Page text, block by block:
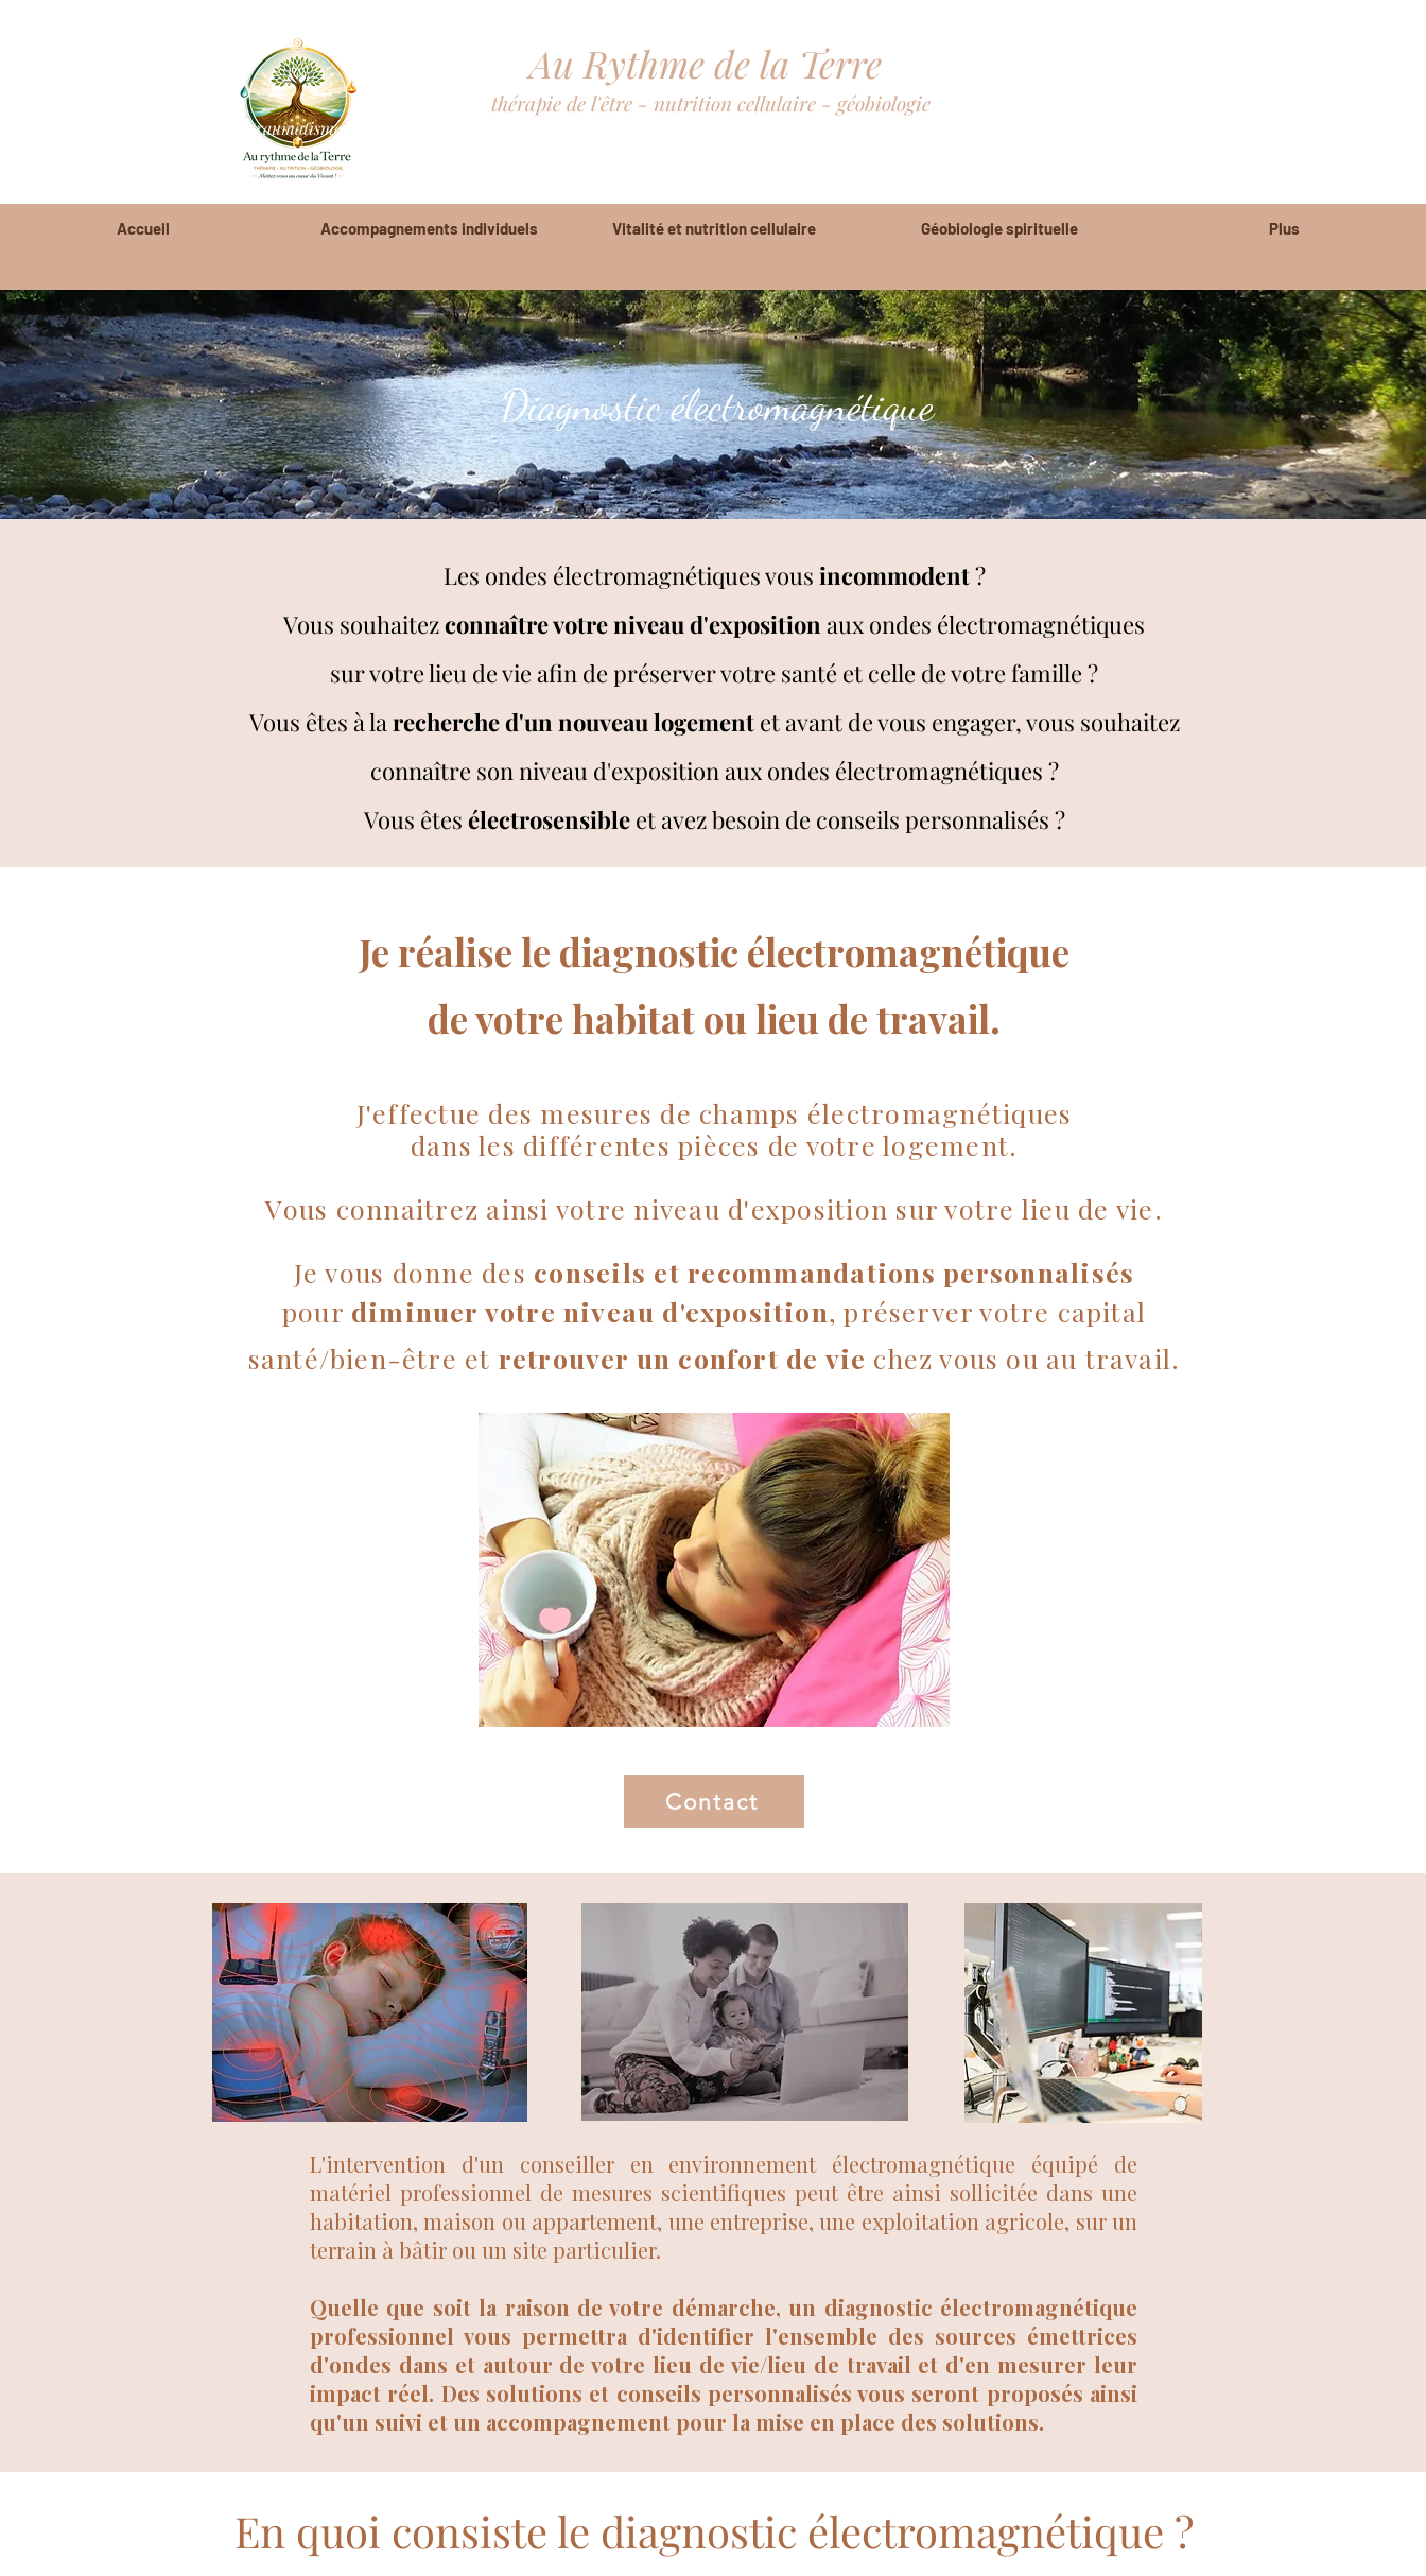
Au Rythme de la Terre
thérapie de l'être - nutrition cellulaire - géobiologie
stress traumatismes anxiété blocages- Gard - 30 - Hérault - 34 - Alès - Nîmes -Cévennes - Montpellier - Anduze - Saint-Hippolyte du Fort
Accueil Accompagnements individuels Vitalité et nutrition cellulaire Géobiologie spirituelle Plus
Diagnostic électromagnétique
Les ondes électromagnétiques vous incommodent?
Vous souhaitezconnaître votre niveau d'expositionaux ondes électromagnétiques
sur votre lieu de vie afin de préserver votre santé et celle de votre famille ?
Vous êtes à larecherche d'un nouveau logementet avant de vous engager, vous souhaitez
connaître son niveau d'exposition aux ondes électromagnétiques ?
Vous êtes électrosensibleet avez besoin de conseils personnalisés ?
Je réalise le diagnostic électromagnétique
de votre habitat ou lieu de travail.
J'effectue des mesures de champs électromagnétiques
dans les différentes pièces de votre logement.
Vous connaitrez ainsi votre niveau d'exposition sur votre lieu de vie.
Je vous donne des conseils et recommandations personnalisés
pour diminuer votre niveau d'exposition, préserver votre capital
santé/bien-être et retrouver un confort de vie chez vous ou au travail.
Contact
L'intervention d'un conseiller en environnement électromagnétique équipé de
matériel professionnel de mesures scientifiques peut être ainsi sollicitée dans une
habitation, maison ou appartement, une entreprise, une exploitation agricole, sur un
terrain à bâtir ou un site particulier.
Quelle que soit la raison de votre démarche, un diagnostic électromagnétique
professionnel vous permettra d'identifier l'ensemble des sources émettrices
d'ondes dans et autour de votre lieu de vie/lieu de travail et d'en mesurer leur
impact réel. Des solutions et conseils personnalisés vous seront proposés ainsi
qu'un suivi et un accompagnement pour la mise en place des solutions.
En quoi consiste le diagnostic électromagnétique ?